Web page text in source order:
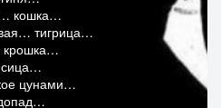
кошка…
тигрица…
цунами…